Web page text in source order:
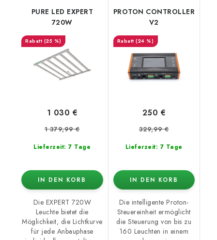
PURE LED EXPERT
720W
(25 %)
Lieferzeit: 7 Tage
1 030 €
1 379,99 €
IN DEN KORB
Die EXPERT 720W
Leuchte bietet die
Möglichkeit, die Lichtkurve
für jede Anbauphase
PROTON CONTROLLER
V2
(24 %)
Lieferzeit: 7 Tage
250 €
329,99 €
IN DEN KORB
Die intelligente Proton-
Steuereinheit ermöglicht
die Steuerung von bis zu
160 Leuchten in einem